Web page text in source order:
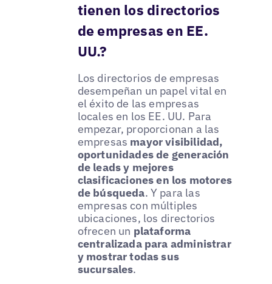
tienen los directorios
de empresas en EE.
UU.?
Los directorios de empresas
desempeñan un papel vital en
el éxito de las empresas
locales en los EE. UU. Para
empezar, proporcionan a las
empresas mayor visibilidad,
oportunidades de generación
de leads y mejores
clasificaciones en los motores
de búsqueda. Y para las
empresas con múltiples
ubicaciones, los directorios
ofrecen un plataforma
centralizada para administrar
y mostrar todas sus
sucursales.